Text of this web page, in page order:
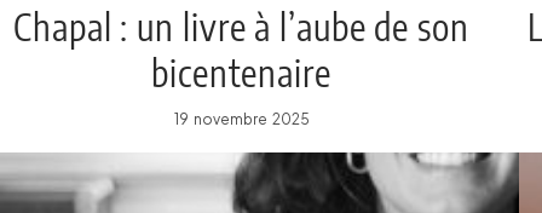
Chapal : un livre à l’aube de son
bicentenaire
19 novembre 2025